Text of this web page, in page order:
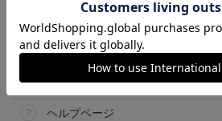
その他
決済について
ギフト対応について
ヘルプページ